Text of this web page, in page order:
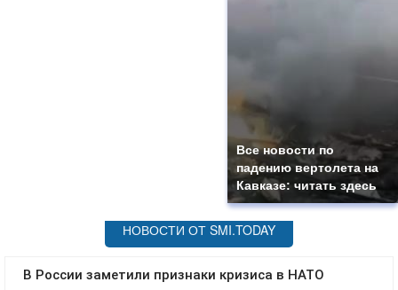
Все новости по
падению вертолета на
Кавказе: читать здесь